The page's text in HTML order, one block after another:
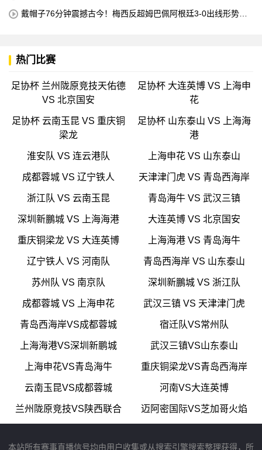
戴帽子76分钟震撼古今！梅西反超姆巴佩阿根廷3-0出线形势看
热门比赛
足协杯 兰州陇原竞技天佑德
VS 北京国安
足协杯 大连英博 VS 上海申
花
足协杯 云南玉昆 VS 重庆铜
梁龙
足协杯 山东泰山 VS 上海海
港
淮安队 VS 连云港队 上海申花 VS 山东泰山
成都蓉城 VS 辽宁铁人 天津津门虎 VS 青岛西海岸
浙江队 VS 云南玉昆 青岛海牛 VS 武汉三镇
深圳新鵬城 VS 上海海港 大连英博 VS 北京国安
重庆铜梁龙 VS 大连英博 上海海港 VS 青岛海牛
辽宁铁人 VS 河南队 青岛西海岸 VS 山东泰山
苏州队 VS 南京队 深圳新鵬城 VS 浙江队
成都蓉城 VS 上海申花 武汉三镇 VS 天津津门虎
青岛西海岸VS成都蓉城 宿迁队VS常州队
上海海港VS深圳新鹏城 武汉三镇VS山东泰山
上海申花VS青岛海牛 重庆铜梁龙VS青岛西海岸
云南玉昆VS成都蓉城 河南VS大连英博
兰州陇原竞技VS陕西联合 迈阿密国际VS芝加哥火焰
本站所有赛事直播信号均由用户收集或从搜索引擎搜索整理获得，所